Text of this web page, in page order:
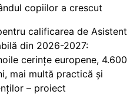
copiilor a crescut
calificarea de Asistent
din 2026-2027:
cerințe europene, 4.600
mai multă practică și
– proiect